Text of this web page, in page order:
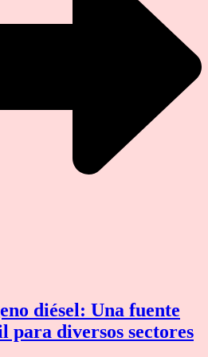
diésel: Una fuente
para diversos sectores